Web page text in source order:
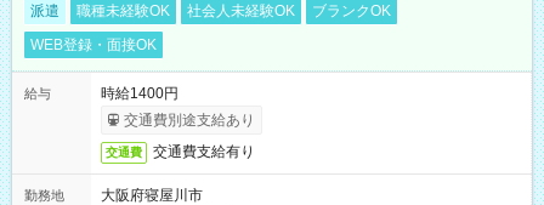
派遣 職種未経験OK 社会人未経験OK
ブランクOK
WEB登録・面接OK
給与
時給1400円
交通費別途支給あり
交通費 交通費支給有り
勤務地
大阪府寝屋川市